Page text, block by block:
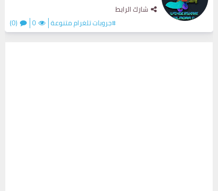
شارك الرابط
#جروبات تلغرام متنوعة
0
(0)